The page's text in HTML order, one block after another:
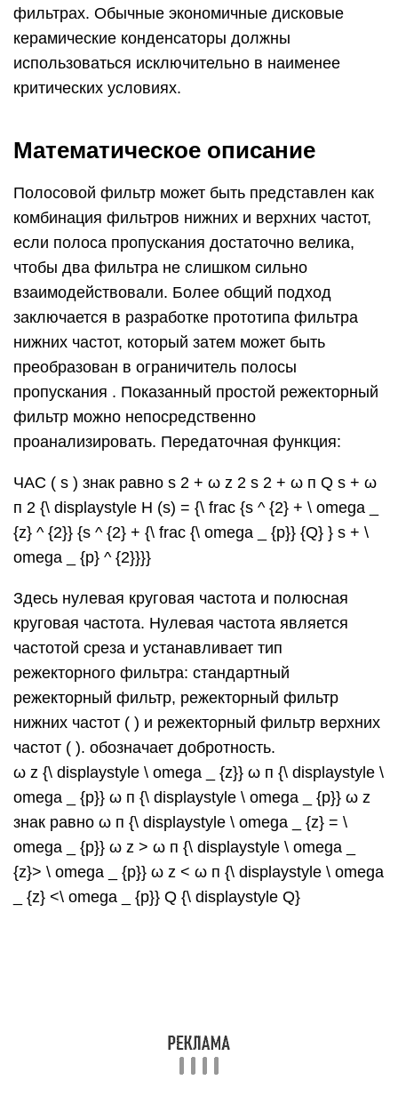
фильтрах. Обычные экономичные дисковые
керамические конденсаторы должны
использоваться исключительно в наименее
критических условиях.
Математическое описание
Полосовой фильтр может быть представлен как
комбинация фильтров нижних и верхних частот,
если полоса пропускания достаточно велика,
чтобы два фильтра не слишком сильно
взаимодействовали. Более общий подход
заключается в разработке прототипа фильтра
нижних частот, который затем может быть
преобразован в ограничитель полосы
пропускания . Показанный простой режекторный
фильтр можно непосредственно
проанализировать. Передаточная функция:
ЧАС ( s ) знак равно s 2 + ω z 2 s 2 + ω п Q s + ω
п 2 {\ displaystyle H (s) = {\ frac {s ^ {2} + \ omega _
{z} ^ {2}} {s ^ {2} + {\ frac {\ omega _ {p}} {Q} } s + \
omega _ {p} ^ {2}}}}
Здесь нулевая круговая частота и полюсная
круговая частота. Нулевая частота является
частотой среза и устанавливает тип
режекторного фильтра: стандартный
режекторный фильтр, режекторный фильтр
нижних частот ( ) и режекторный фильтр верхних
частот ( ). обозначает добротность.
ω z {\ displaystyle \ omega _ {z}} ω п {\ displaystyle \
omega _ {p}} ω п {\ displaystyle \ omega _ {p}} ω z
знак равно ω п {\ displaystyle \ omega _ {z} = \
omega _ {p}} ω z > ω п {\ displaystyle \ omega _
{z}> \ omega _ {p}} ω z < ω п {\ displaystyle \ omega
_ {z} <\ omega _ {p}} Q {\ displaystyle Q}
{2}} {s ^ {2} + \ omega _ {c} s + \ omega _ {0} ^